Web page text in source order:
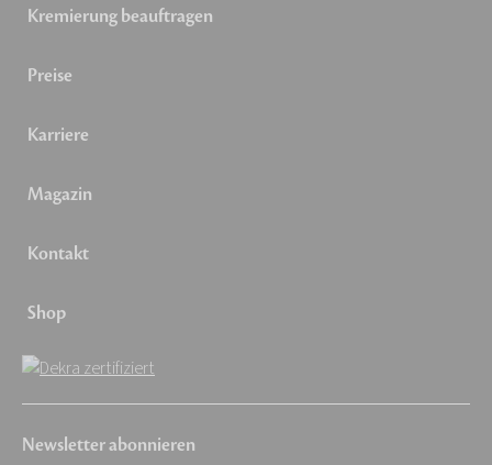
Kremierung beauftragen
Preise
Karriere
Magazin
Kontakt
Shop
Newsletter abonnieren